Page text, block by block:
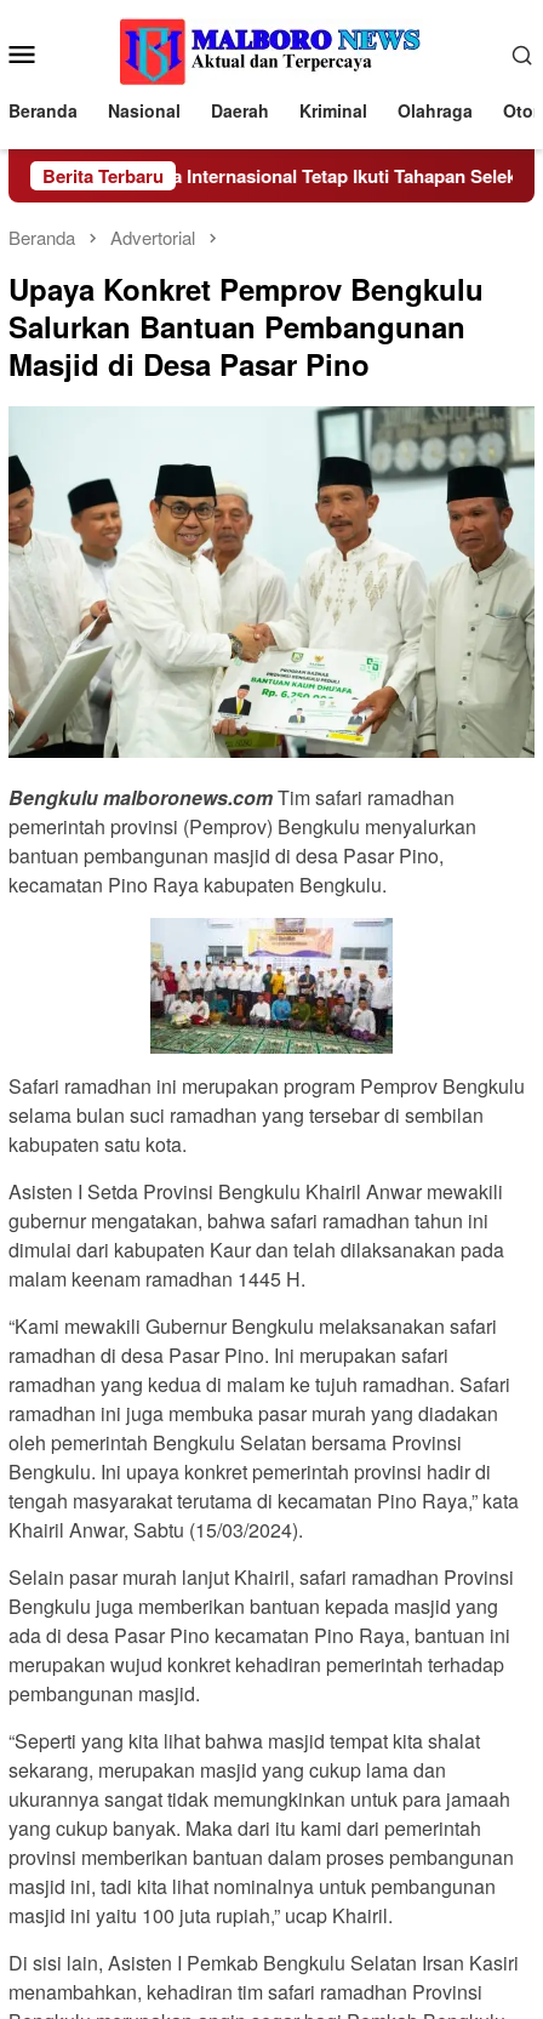
konten
Menu
Mobile
Beranda Nasional Daerah Kriminal Olahraga
Berita Terbaru
Hingga Internasional Tetap Ikuti Tahapan Seleksi
Beranda Advertorial
Upaya Konkret Pemprov Bengkulu
Salurkan Bantuan Pembangunan
Masjid di Desa Pasar Pino
Bengkulu malboronews.comTim safari ramadhan
pemerintah provinsi (Pemprov) Bengkulu menyalurkan
bantuan pembangunan masjid di desa Pasar Pino,
kecamatan Pino Raya kabupaten Bengkulu.
Safari ramadhan ini merupakan program Pemprov Bengkulu
selama bulan suci ramadhan yang tersebar di sembilan
kabupaten satu kota.
Asisten I Setda Provinsi Bengkulu Khairil Anwar mewakili
gubernur mengatakan, bahwa safari ramadhan tahun ini
dimulai dari kabupaten Kaur dan telah dilaksanakan pada
malam keenam ramadhan 1445 H.
“Kami mewakili Gubernur Bengkulu melaksanakan safari
ramadhan di desa Pasar Pino. Ini merupakan safari
ramadhan yang kedua di malam ke tujuh ramadhan. Safari
ramadhan ini juga membuka pasar murah yang diadakan
oleh pemerintah Bengkulu Selatan bersama Provinsi
Bengkulu. Ini upaya konkret pemerintah provinsi hadir di
tengah masyarakat terutama di kecamatan Pino Raya,” kata
Khairil Anwar, Sabtu (15/03/2024).
Selain pasar murah lanjut Khairil, safari ramadhan Provinsi
Bengkulu juga memberikan bantuan kepada masjid yang
ada di desa Pasar Pino kecamatan Pino Raya, bantuan ini
merupakan wujud konkret kehadiran pemerintah terhadap
pembangunan masjid.
“Seperti yang kita lihat bahwa masjid tempat kita shalat
sekarang, merupakan masjid yang cukup lama dan
ukurannya sangat tidak memungkinkan untuk para jamaah
yang cukup banyak. Maka dari itu kami dari pemerintah
provinsi memberikan bantuan dalam proses pembangunan
masjid ini, tadi kita lihat nominalnya untuk pembangunan
masjid ini yaitu 100 juta rupiah,” ucap Khairil.
Di sisi lain, Asisten I Pemkab Bengkulu Selatan Irsan Kasiri
menambahkan, kehadiran tim safari ramadhan Provinsi